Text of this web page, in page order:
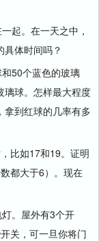
起。在一天之中，
体时间吗？
50个蓝色的玻璃
璃球。怎样最大程度
拿到红球的几率有多
比如17和19。证明
都大于6）。现在
。屋外有3个开
关，可一旦你将门